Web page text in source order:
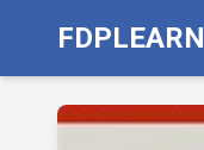
FDPLEARN